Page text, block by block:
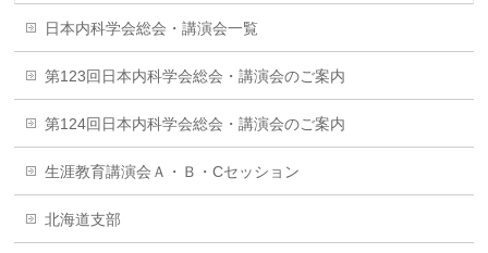
日本内科学会総会・講演会一覧
第123回日本内科学会総会・講演会のご案内
第124回日本内科学会総会・講演会のご案内
生涯教育講演会Ａ・Ｂ・Cセッション
北海道支部